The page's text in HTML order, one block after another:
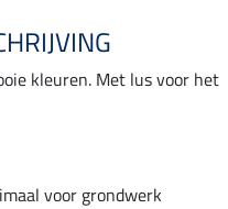
kleuren. Met lus voor het
voor grondwerk